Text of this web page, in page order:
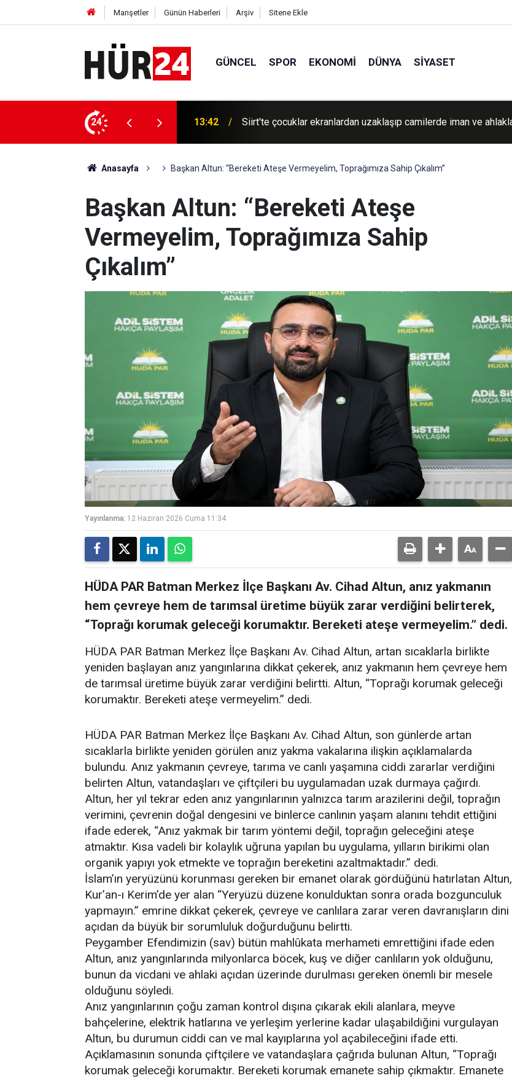
Manşetler Günün Haberleri Arşiv Sitene Ekle
GÜNCEL SPOR EKONOMI DÜNYA SIYASET
24
camilerde iman ve ahlakla buluşuyor 13:36
kurumun keyfine bağlı
Anasayfa Başkan Altun: “Bereketi Ateşe Vermeyelim, Toprağımıza Sahip Çıkalım”
Başkan Altun: “Bereketi Ateşe
Vermeyelim, Toprağımıza Sahip
Çıkalım”
Yayınlanma: 12 Haziran 2026 Cuma 11:34
HÜDA PAR Batman Merkez İlçe Başkanı Av. Cihad Altun, anız yakmanın
hem çevreye hem de tarımsal üretime büyük zarar verdiğini belirterek,
“Toprağı korumak geleceği korumaktır. Bereketi ateşe vermeyelim.” dedi.
HÜDA PAR Batman Merkez İlçe Başkanı Av. Cihad Altun, artan sıcaklarla birlikte
yeniden başlayan anız yangınlarına dikkat çekerek, anız yakmanın hem çevreye hem
de tarımsal üretime büyük zarar verdiğini belirtti. Altun, “Toprağı korumak geleceği
korumaktır. Bereketi ateşe vermeyelim.” dedi.
HÜDA PAR Batman Merkez İlçe Başkanı Av. Cihad Altun, son günlerde artan
sıcaklarla birlikte yeniden görülen anız yakma vakalarına ilişkin açıklamalarda
bulundu. Anız yakmanın çevreye, tarıma ve canlı yaşamına ciddi zararlar verdiğini
belirten Altun, vatandaşları ve çiftçileri bu uygulamadan uzak durmaya çağırdı.
Altun, her yıl tekrar eden anız yangınlarının yalnızca tarım arazilerini değil, toprağın
verimini, çevrenin doğal dengesini ve binlerce canlının yaşam alanını tehdit ettiğini
ifade ederek, “Anız yakmak bir tarım yöntemi değil, toprağın geleceğini ateşe
atmaktır. Kısa vadeli bir kolaylık uğruna yapılan bu uygulama, yılların birikimi olan
organik yapıyı yok etmekte ve toprağın bereketini azaltmaktadır.” dedi.
İslam’ın yeryüzünü korunması gereken bir emanet olarak gördüğünü hatırlatan Altun,
Kur’an-ı Kerim’de yer alan “Yeryüzü düzene konulduktan sonra orada bozgunculuk
yapmayın.” emrine dikkat çekerek, çevreye ve canlılara zarar veren davranışların dini
açıdan da büyük bir sorumluluk doğurduğunu belirtti.
Peygamber Efendimizin (sav) bütün mahlûkata merhameti emrettiğini ifade eden
Altun, anız yangınlarında milyonlarca böcek, kuş ve diğer canlıların yok olduğunu,
bunun da vicdani ve ahlaki açıdan üzerinde durulması gereken önemli bir mesele
olduğunu söyledi.
Anız yangınlarının çoğu zaman kontrol dışına çıkarak ekili alanlara, meyve
bahçelerine, elektrik hatlarına ve yerleşim yerlerine kadar ulaşabildiğini vurgulayan
Altun, bu durumun ciddi can ve mal kayıplarına yol açabileceğini ifade etti.
Açıklamasının sonunda çiftçilere ve vatandaşlara çağrıda bulunan Altun, “Toprağı
korumak geleceği korumaktır. Bereketi korumak emanete sahip çıkmaktır. Emanete